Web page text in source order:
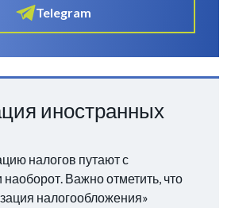
Telegram
иностранных
налогов путают с
Важно отметить, что
налогообложения»